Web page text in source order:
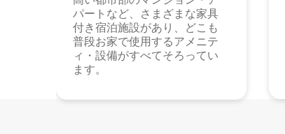
パートなど、さまざまな家具
付き宿泊施設があり、どこも
普段お家で使用するアメニテ
ィ・設備がすべてそろってい
ます。